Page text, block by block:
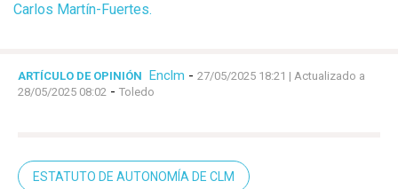
Carlos Martín-Fuertes.
ARTÍCULO DE OPINIÓN Enclm - 27/05/2025 18:21 | Actualizado a
28/05/2025 08:02 - Toledo
ESTATUTO DE AUTONOMÍA DE CLM